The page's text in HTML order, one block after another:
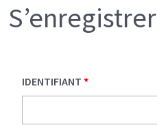
S’enregistrer
IDENTIFIANT *